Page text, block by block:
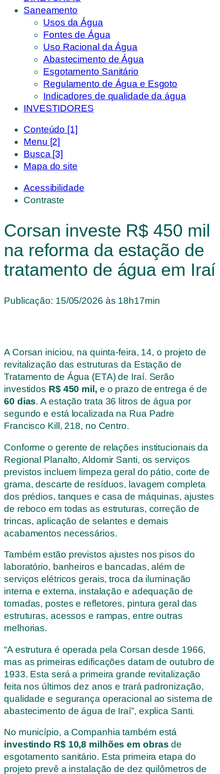
Saneamento
Usos da Água
Fontes de Água
Uso Racional da Água
Abastecimento de Água
Esgotamento Sanitário
Regulamento de Água e Esgoto
Indicadores de qualidade da água
INVESTIDORES
Conteúdo [1]
Menu [2]
Busca [3]
Mapa do site
Acessibilidade
Contraste
Corsan investe R$ 450 mil
na reforma da estação de
tratamento de água em Iraí
Publicação: 15/05/2026 às 18h17min
A Corsan iniciou, na quinta-feira, 14, o projeto de
revitalização das estruturas da Estação de
Tratamento de Água (ETA) de Iraí. Serão
investidos R$ 450 mil, e o prazo de entrega é de
60 dias. A estação trata 36 litros de água por
segundo e está localizada na Rua Padre
Francisco Kill, 218, no Centro.
Conforme o gerente de relações institucionais da
Regional Planalto, Aldomir Santi, os serviços
previstos incluem limpeza geral do pátio, corte de
grama, descarte de resíduos, lavagem completa
dos prédios, tanques e casa de máquinas, ajustes
de reboco em todas as estruturas, correção de
trincas, aplicação de selantes e demais
acabamentos necessários.
Também estão previstos ajustes nos pisos do
laboratório, banheiros e bancadas, além de
serviços elétricos gerais, troca da iluminação
interna e externa, instalação e adequação de
tomadas, postes e refletores, pintura geral das
estruturas, acessos e rampas, entre outras
melhorias.
“A estrutura é operada pela Corsan desde 1966,
mas as primeiras edificações datam de outubro de
1933. Esta será a primeira grande revitalização
feita nos últimos dez anos e trará padronização,
qualidade e segurança operacional ao sistema de
abastecimento de água de Iraí”, explica Santi.
No município, a Companhia também está
investindo R$ 10,8 milhões em obras de
esgotamento sanitário. Esta primeira etapa do
projeto prevê a instalação de dez quilômetros de